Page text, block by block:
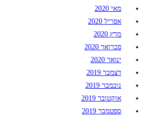
מאי 2020
אפריל 2020
מרץ 2020
פברואר 2020
ינואר 2020
דצמבר 2019
נובמבר 2019
אוקטובר 2019
ספטמבר 2019